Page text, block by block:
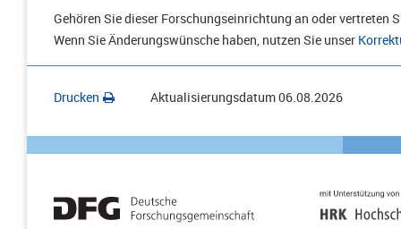
Gehören Sie dieser Forschungseinrichtung an oder vertreten
Wenn Sie Änderungswünsche haben, nutzen Sie unser
Drucken Aktualisierungsdatum06.08.2026